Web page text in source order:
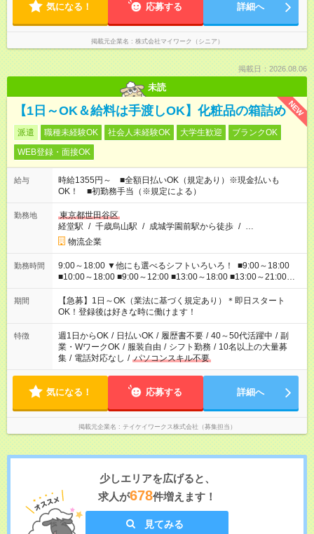
気になる！ 応募する 詳細へ
掲載元企業名 株式会社マイワーク（シニア）
掲載日：2026.08.06
未読
NEW
【1日～OK＆給料は手渡しOK】化粧品の箱詰め
派遣 職種未経験OK 社会人未経験OK 大学生歓迎
ブランクOK
WEB登録・面接OK
給与
時給1355円～ ■全額日払いOK（規定あり）※現金払いも
OK！ ■初勤務手当（※規定による）
勤務地
東京都世田谷区
経堂駅 / 千歳烏山駅 / 成城学園前駅から徒歩 / …
物流企業
勤務時間
9:00～18:00 ▼他にも選べるシフトいろいろ！ ■9:00～18:00
■10:00～18:00 ■9:00～12:00 ■13:00～18:00 ■13:00～21:00
■22:00～翌6:00 など あなたの希望を教えてください！
期間
【急募】1日～OK（業法に基づく規定あり）＊即日スタート
OK！登録後は好きな時に働けます！
特徴 週1日からOK / 日払いOK / 履歴書不要 / 40～50代活躍中 / 副
業・WワークOK / 服装自由 / シフト勤務 / 10名以上の大量募
集 / 電話対応なし / パソコンスキル不要
気になる！ 応募する 詳細へ
掲載元企業名 テイケイワークス株式会社（募集担当）
少しエリアを広げると、
求人が678件増えます！
見てみる